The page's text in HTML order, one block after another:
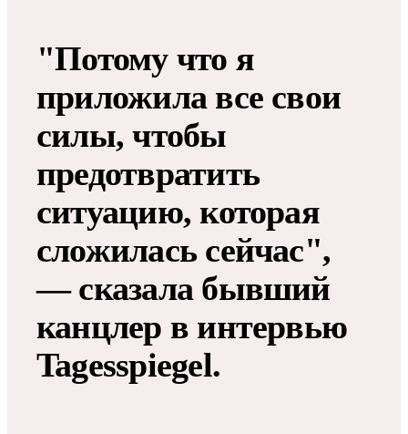
"Потому что я
приложила все свои
силы, чтобы
предотвратить
ситуацию, которая
сложилась сейчас",
— сказала бывший
канцлер в интервью
Tagesspiegel.